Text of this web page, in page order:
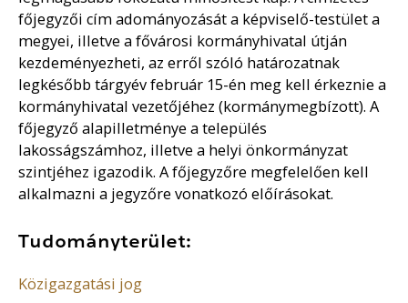
főjegyzői cím adományozását a képviselő-testület a
megyei, illetve a fővárosi kormányhivatal útján
kezdeményezheti, az erről szóló határozatnak
legkésőbb tárgyév február 15-én meg kell érkeznie a
kormányhivatal vezetőjéhez (kormánymegbízott). A
főjegyző alapilletménye a település
lakosságszámhoz, illetve a helyi önkormányzat
szintjéhez igazodik. A főjegyzőre megfelelően kell
alkalmazni a jegyzőre vonatkozó előírásokat.
Tudományterület:
Közigazgatási jog